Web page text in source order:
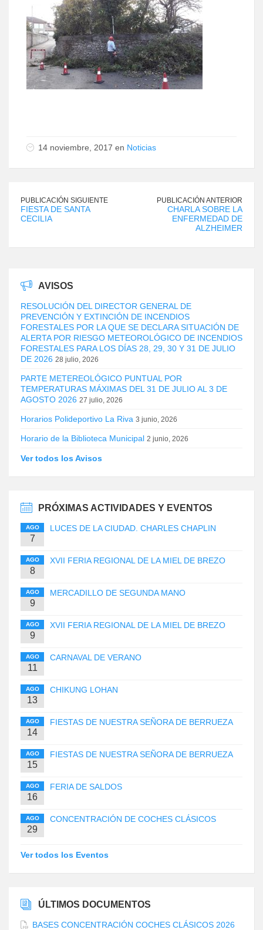
14 noviembre, 2017 en Noticias
PUBLICACIÓN SIGUIENTE
FIESTA DE SANTA
CECILIA
PUBLICACIÓN ANTERIOR
CHARLA SOBRE LA
ENFERMEDAD DE
ALZHEIMER
AVISOS
RESOLUCIÓN DEL DIRECTOR GENERAL DE
PREVENCIÓN Y EXTINCIÓN DE INCENDIOS
FORESTALES POR LA QUE SE DECLARA SITUACIÓN DE
ALERTA POR RIESGO METEOROLÓGICO DE INCENDIOS
FORESTALES PARA LOS DÍAS 28, 29, 30 Y 31 DE JULIO
DE 2026 28 julio, 2026
PARTE METEREOLÓGICO PUNTUAL POR
TEMPERATURAS MÁXIMAS DEL 31 DE JULIO AL 3 DE
AGOSTO 2026 27 julio, 2026
Horarios Polideportivo La Riva 3 junio, 2026
Horario de la Biblioteca Municipal 2 junio, 2026
Ver todos los Avisos
PRÓXIMAS ACTIVIDADES Y EVENTOS
AGO
7
LUCES DE LA CIUDAD. CHARLES CHAPLIN
AGO
8
XVII FERIA REGIONAL DE LA MIEL DE BREZO
AGO
9
MERCADILLO DE SEGUNDA MANO
AGO
9
XVII FERIA REGIONAL DE LA MIEL DE BREZO
AGO
11
CARNAVAL DE VERANO
AGO
13
CHIKUNG LOHAN
AGO
14
FIESTAS DE NUESTRA SEÑORA DE BERRUEZA
AGO
15
FIESTAS DE NUESTRA SEÑORA DE BERRUEZA
AGO
16
FERIA DE SALDOS
AGO
29
CONCENTRACIÓN DE COCHES CLÁSICOS
Ver todos los Eventos
ÚLTIMOS DOCUMENTOS
BASES CONCENTRACIÓN COCHES CLÁSICOS 2026